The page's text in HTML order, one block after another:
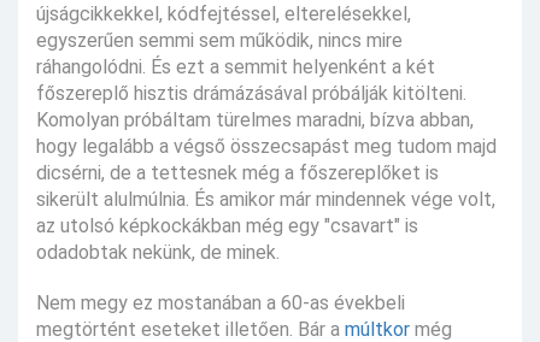
újságcikkekkel, kódfejtéssel, elterelésekkel,
egyszerűen semmi sem működik, nincs mire
ráhangolódni. És ezt a semmit helyenként a két
főszereplő hisztis drámázásával próbálják kitölteni.
Komolyan próbáltam türelmes maradni, bízva abban,
hogy legalább a végső összecsapást meg tudom majd
dicsérni, de a tettesnek még a főszereplőket is
sikerült alulmúlnia. És amikor már mindennek vége volt,
az utolsó képkockákban még egy "csavart" is
odadobtak nekünk, de minek.
Nem megy ez mostanában a 60-as évekbeli
megtörtént eseteket illetően. Bár a múltkor még